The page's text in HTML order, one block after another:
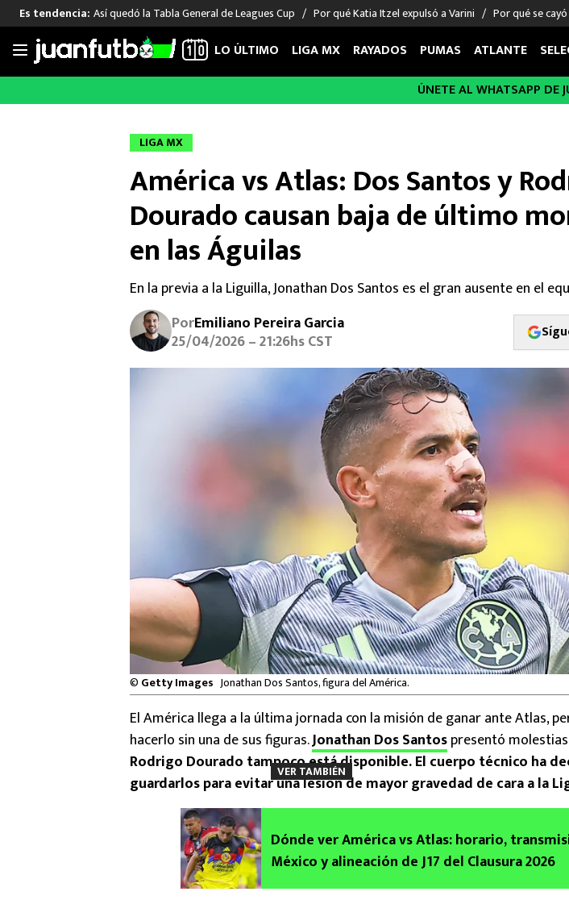
Saltar
Es tendencia: Así quedó la Tabla General de Leagues Cup Por qué Katia Itzel expulsó a Varini Por qué se
LIGA MX
Chivas de Guadalajara
Liga MX Femenil
FUT INTERNACIONAL
Las Noticias
Selección Mexicana
Champions League
Europa League
Real Madrid
Barcelona
MEXICANOS EN EL EXTRANJERO
Memo Ochoa
Chino Huerta
Edson Álvarez
FIGURAS
Sergio
Giorgos
André
LO ÚLTIMO LIGA MX RAYADOS PUMAS ATLANTE
ÚNETE AL WHATSAPP DE
LIGA MX
América vs Atlas: Dos Santos y
Dourado causan baja de último
en las Águilas
En la previa a la Liguilla, Jonathan Dos Santos es el gran ausente en el
PorEmiliano Pereira Garcia
25/04/2026 – 21:26hs CST
© Getty Images Jonathan Dos Santos, figura del América.
El América llega a la última jornada con la misión de ganar ante Atlas,
hacerlo sin una de sus figuras.Jonathan Dos Santospresentó
Rodrigo Dourado tampoco está disponible. El cuerpo técnico ha
guardarlos para evitar una lesión de mayor gravedad de cara a la
VER TAMBIÉN
Dónde ver América vs Atlas: horario,
México y alineación de J17 del Clausura 2026